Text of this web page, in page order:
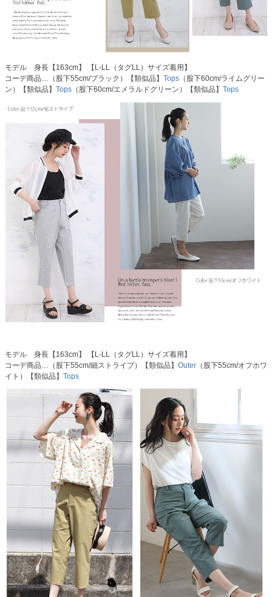
モデル 身長【163cm】 【L-LL（タグLL）サイズ着用】
コーデ商品…（股下55cm/ブラック）【類似品】 Tops （股下60cm/ライムグリー
ン）【類似品】 Tops （股下60cm/エメラルドグリーン）【類似品】 Tops
モデル 身長【163cm】 【L-LL（タグLL）サイズ着用】
コーデ商品…（股下55cm/細ストライプ）【類似品】 Outer （股下55cm/オフホワ
イト）【類似品】 Tops